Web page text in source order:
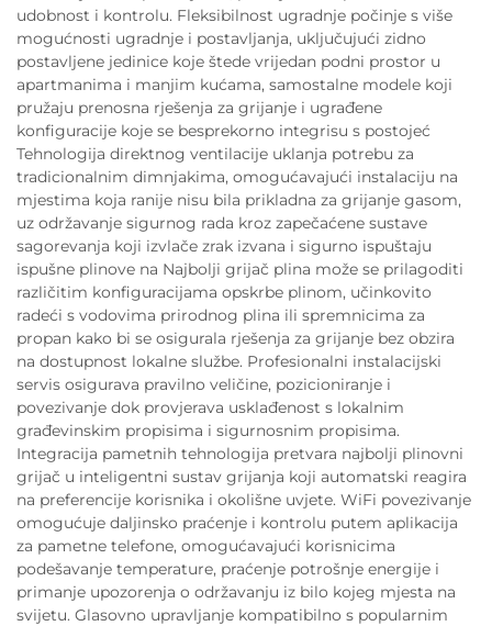
udobnost i kontrolu. Fleksibilnost ugradnje počinje s više
mogućnosti ugradnje i postavljanja, uključujući zidno
postavljene jedinice koje štede vrijedan podni prostor u
apartmanima i manjim kućama, samostalne modele koji
pružaju prenosna rješenja za grijanje i ugrađene
konfiguracije koje se besprekorno integrisu s postojeć
Tehnologija direktnog ventilacije uklanja potrebu za
tradicionalnim dimnjakima, omogućavajući instalaciju na
mjestima koja ranije nisu bila prikladna za grijanje gasom,
uz održavanje sigurnog rada kroz zapečaćene sustave
sagorevanja koji izvlače zrak izvana i sigurno ispuštaju
ispušne plinove na Najbolji grijač plina može se prilagoditi
različitim konfiguracijama opskrbe plinom, učinkovito
radeći s vodovima prirodnog plina ili spremnicima za
propan kako bi se osigurala rješenja za grijanje bez obzira
na dostupnost lokalne službe. Profesionalni instalacijski
servis osigurava pravilno veličine, pozicioniranje i
povezivanje dok provjerava usklađenost s lokalnim
građevinskim propisima i sigurnosnim propisima.
Integracija pametnih tehnologija pretvara najbolji plinovni
grijač u inteligentni sustav grijanja koji automatski reagira
na preferencije korisnika i okolišne uvjete. WiFi povezivanje
omogućuje daljinsko praćenje i kontrolu putem aplikacija
za pametne telefone, omogućavajući korisnicima
podešavanje temperature, praćenje potrošnje energije i
primanje upozorenja o održavanju iz bilo kojeg mjesta na
svijetu. Glasovno upravljanje kompatibilno s popularnim